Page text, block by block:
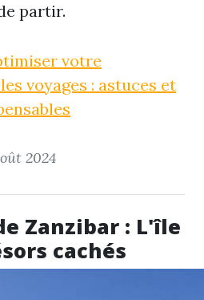
partir.
votre
voyages : astuces et
2024
Zanzibar : L'île
cachés